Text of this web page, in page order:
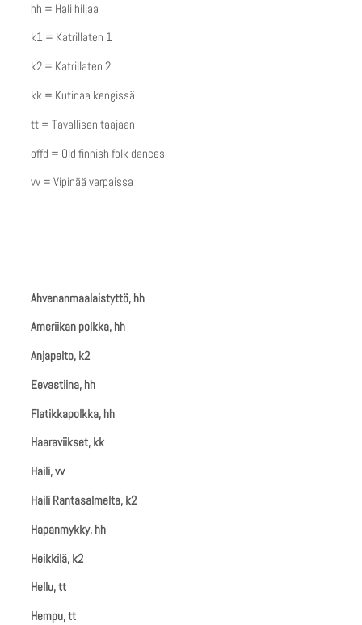
hh = Hali hiljaa
k1 = Katrillaten 1
k2 = Katrillaten 2
kk = Kutinaa kengissä
tt = Tavallisen taajaan
offd = Old finnish folk dances
vv = Vipinää varpaissa
Ahvenanmaalaistyttö, hh
Ameriikan polkka, hh
Anjapelto, k2
Eevastiina, hh
Flatikkapolkka, hh
Haaraviikset, kk
Haili, vv
Haili Rantasalmelta, k2
Hapanmykky, hh
Heikkilä, k2
Hellu, tt
Hempu, tt